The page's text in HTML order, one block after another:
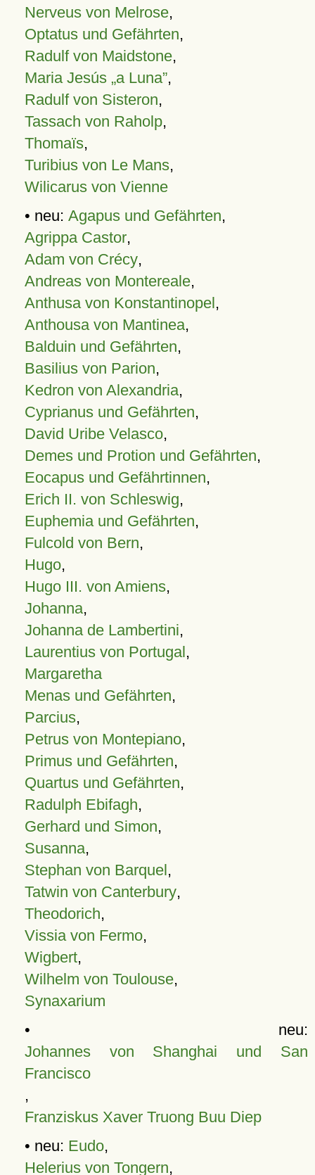
Nerveus von Melrose,
Optatus und Gefährten,
Radulf von Maidstone,
Maria Jesús „a Luna”,
Radulf von Sisteron,
Tassach von Raholp,
Thomaïs,
Turibius von Le Mans,
Wilicarus von Vienne
• neu: Agapus und Gefährten,
Agrippa Castor,
Adam von Crécy,
Andreas von Montereale,
Anthusa von Konstantinopel,
Anthousa von Mantinea,
Balduin und Gefährten,
Basilius von Parion,
Kedron von Alexandria,
Cyprianus und Gefährten,
David Uribe Velasco,
Demes und Protion und Gefährten,
Eocapus und Gefährtinnen,
Erich II. von Schleswig,
Euphemia und Gefährten,
Fulcold von Bern,
Hugo,
Hugo III. von Amiens,
Johanna,
Johanna de Lambertini,
Laurentius von Portugal,
Margaretha
Menas und Gefährten,
Parcius,
Petrus von Montepiano,
Primus und Gefährten,
Quartus und Gefährten,
Radulph Ebifagh,
Gerhard und Simon,
Susanna,
Stephan von Barquel,
Tatwin von Canterbury,
Theodorich,
Vissia von Fermo,
Wigbert,
Wilhelm von Toulouse,
Synaxarium
• neu:
Johannes von Shanghai und San
Francisco
,
Franziskus Xaver Truong Buu Diep
• neu: Eudo,
Helerius von Tongern,